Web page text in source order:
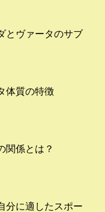
とヴァータのサブ
体質の特徴
関係とは？
分に適したスポー